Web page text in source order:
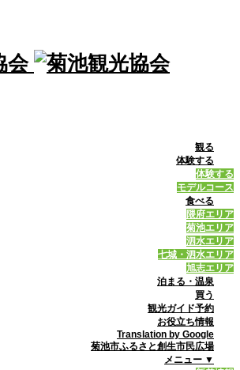
観る
体験する
体験する
モデルコース
食べる
隈府エリア
菊池エリア
泗水エリア
七城・泗水エリア
旭志エリア
泊まる・温泉
買う
観光ガイド予約
お役立ち情報
Translation by Google
菊池市ふるさと創生市民広場
メニュー ▼